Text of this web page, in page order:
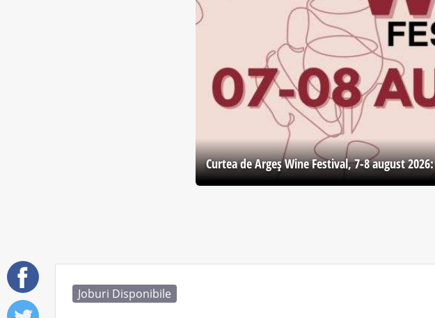
Curtea de Argeş Wine Festival, 7-8 august
Joburi Disponibile